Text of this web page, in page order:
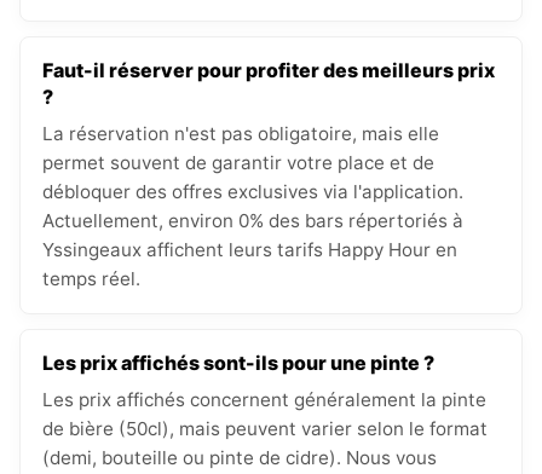
Faut-il réserver pour profiter des meilleurs prix
?
La réservation n'est pas obligatoire, mais elle
permet souvent de garantir votre place et de
débloquer des offres exclusives via l'application.
Actuellement, environ 0% des bars répertoriés à
Yssingeaux affichent leurs tarifs Happy Hour en
temps réel.
Les prix affichés sont-ils pour une pinte ?
Les prix affichés concernent généralement la pinte
de bière (50cl), mais peuvent varier selon le format
(demi, bouteille ou pinte de cidre). Nous vous